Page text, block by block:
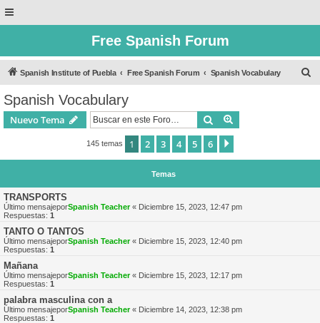
Free Spanish Forum
Spanish Institute of Puebla Free Spanish Forum Spanish Vocabulary
Spanish Vocabulary
Nuevo Tema Buscar
145 temas 1 2 3 4 5 6
Temas
TRANSPORTS
Último mensajeporSpanish Teacher« Diciembre 15, 2023, 12:47 pm
Respuestas: 1
TANTO O TANTOS
Último mensajeporSpanish Teacher« Diciembre 15, 2023, 12:40 pm
Respuestas: 1
Mañana
Último mensajeporSpanish Teacher« Diciembre 15, 2023, 12:17 pm
Respuestas: 1
palabra masculina con a
Último mensajeporSpanish Teacher« Diciembre 14, 2023, 12:38 pm
Respuestas: 1